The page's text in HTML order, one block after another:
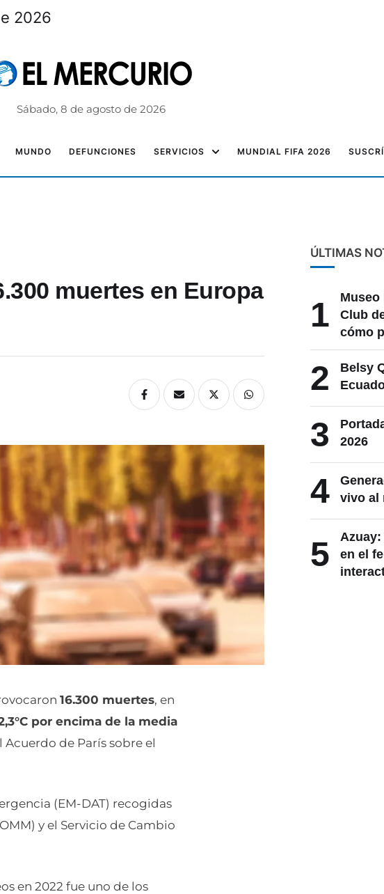
2026
Sábado, 8 de agosto de 2026
MUNDO DEFUNCIONES SERVICIOS MUNDIAL FIFA 2026
muertes en Europa
16.300 muertes, en
por encima de la media
de París sobre el
(EM-DAT) recogidas
y el Servicio de Cambio
en 2022 fue uno de los
ÚLTIMAS
1
Museo
Club
cómo
2
Belsy
3
2026
4
vivo al
5
en el